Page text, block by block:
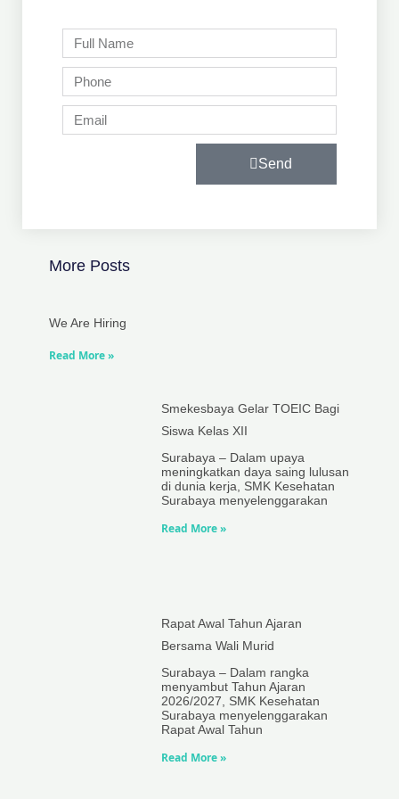
Full
Name
Phone
Email
Send
More Posts
We Are Hiring
Read More »
Smekesbaya Gelar TOEIC Bagi
Siswa Kelas XII
Surabaya – Dalam upaya
meningkatkan daya saing lulusan
di dunia kerja, SMK Kesehatan
Surabaya menyelenggarakan
Read More »
Rapat Awal Tahun Ajaran
Bersama Wali Murid
Surabaya – Dalam rangka
menyambut Tahun Ajaran
2026/2027, SMK Kesehatan
Surabaya menyelenggarakan
Rapat Awal Tahun
Read More »